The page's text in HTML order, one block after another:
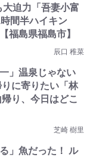
迫力「吾妻小富
間半ハイキン
福島県福島市】
辰口 稚菜
」温泉じゃない
に寄りたい「林
り、今日はどこ
芝崎 樹里
」魚だった！ ル